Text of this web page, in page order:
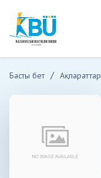
Басты бет Ақпараттар